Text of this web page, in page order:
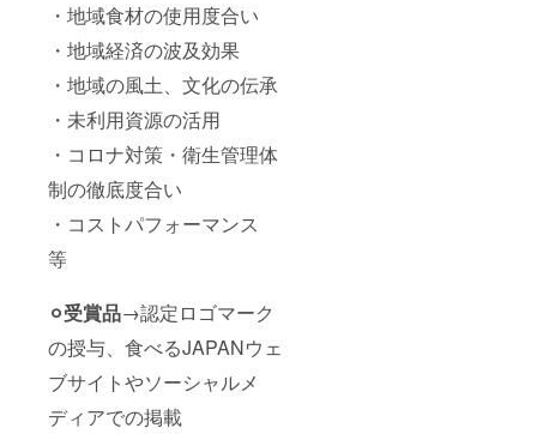
・地域食材の使用度合い
・地域経済の波及効果
・地域の風土、文化の伝承
・未利用資源の活用
・コロナ対策・衛生管理体
制の徹底度合い
・コストパフォーマンス
等
⚪︎受賞品→認定ロゴマーク
の授与、食べるJAPANウェ
ブサイトやソーシャルメ
ディアでの掲載